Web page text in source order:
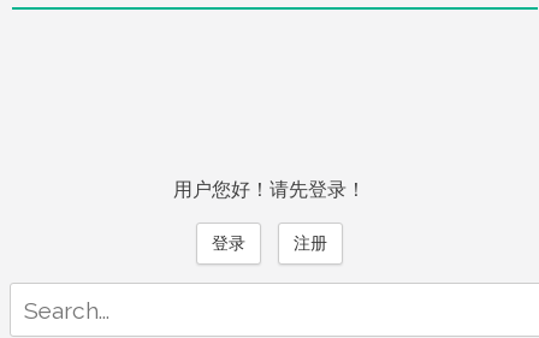
用户您好！请先登录！
登录 注册
for: